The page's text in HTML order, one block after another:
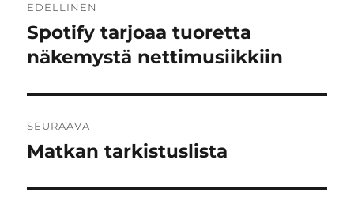
selaus
EDELLINEN
Edellinen
artikkeli:
Spotify tarjoaa tuoretta
näkemystä nettimusiikkiin
SEURAAVA
Seuraava
Matkan tarkistuslista